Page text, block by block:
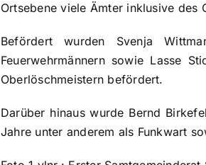
Ortsebene viele Ämter inklusive des
Befördert wurden Svenja
Feuerwehrmännern sowie Lasse
Oberlöschmeistern befördert.
Darüber hinaus wurde Bernd
Jahre unter anderem als Funkwart